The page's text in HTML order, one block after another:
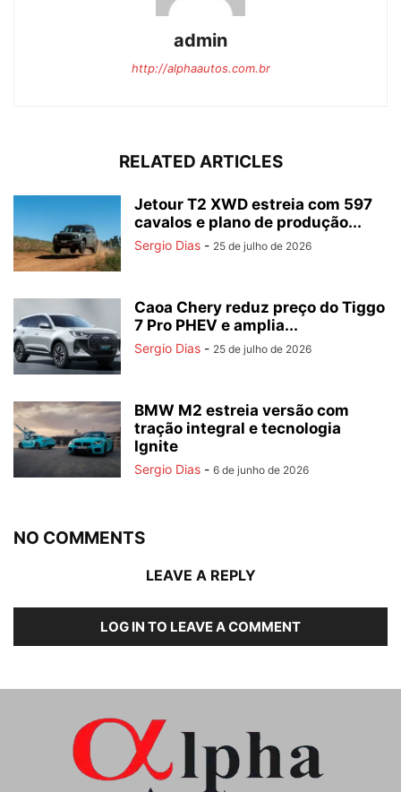
admin
http://alphaautos.com.br
RELATED ARTICLES
Jetour T2 XWD estreia com 597
cavalos e plano de produção...
Sergio Dias - 25 de julho de 2026
Caoa Chery reduz preço do Tiggo
7 Pro PHEV e amplia...
Sergio Dias - 25 de julho de 2026
BMW M2 estreia versão com
tração integral e tecnologia
Ignite
Sergio Dias - 6 de junho de 2026
NO COMMENTS
LEAVE A REPLY
LOG IN TO LEAVE A COMMENT